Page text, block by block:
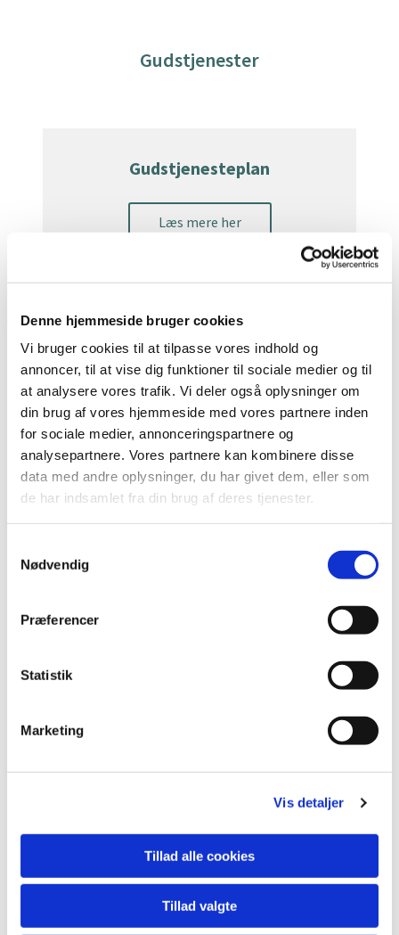
Denne hjemmeside bruger cookies
Vi bruger cookies til at tilpasse vores indhold og
annoncer, til at vise dig funktioner til sociale medier og til
at analysere vores trafik. Vi deler også oplysninger om
din brug af vores hjemmeside med vores partnere inden
for sociale medier, annonceringspartnere og
analysepartnere. Vores partnere kan kombinere disse
data med andre oplysninger, du har givet dem, eller som
de har indsamlet fra din brug af deres tjenester.
Nødvendig
Præferencer
Statistik
Marketing
Vis detaljer
Tillad alle cookies
Tillad valgte
Gudstjenester
Gudstjenesteplan
Læs mere her
Højmesse
Læs mere her
Konfirmandgudstjenester
Læs mere her